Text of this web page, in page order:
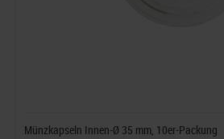
Münzkapseln Innen-Ø 35 mm, 10er-Packung